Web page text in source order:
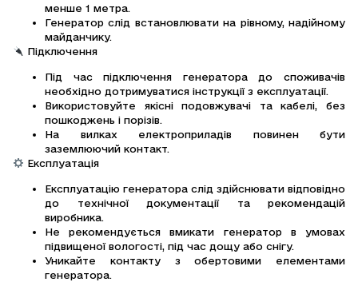
менше 1 метра.
Генератор слід встановлювати на рівному, надійному
майданчику.
Підключення
Під час підключення генератора до споживачів
необхідно дотримуватися інструкції з експлуатації.
Використовуйте якісні подовжувачі та кабелі, без
пошкоджень і порізів.
На вилках електроприладів повинен бути
заземлюючий контакт.
Експлуатація
Експлуатацію генератора слід здійснювати відповідно
до технічної документації та рекомендацій
виробника.
Не рекомендується вмикати генератор в умовах
підвищеної вологості, під час дощу або снігу.
Уникайте контакту з обертовими елементами
генератора.